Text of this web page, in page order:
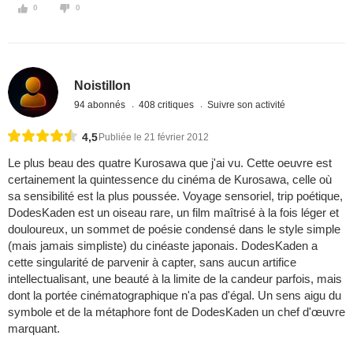
0 0
Noistillon
94 abonnés 408 critiques Suivre son activité
4,5 Publiée le 21 février 2012
Le plus beau des quatre Kurosawa que j'ai vu. Cette oeuvre est
certainement la quintessence du cinéma de Kurosawa, celle où
sa sensibilité est la plus poussée. Voyage sensoriel, trip poétique,
DodesKaden est un oiseau rare, un film maîtrisé à la fois léger et
douloureux, un sommet de poésie condensé dans le style simple
(mais jamais simpliste) du cinéaste japonais. DodesKaden a
cette singularité de parvenir à capter, sans aucun artifice
intellectualisant, une beauté à la limite de la candeur parfois, mais
dont la portée cinématographique n'a pas d'égal. Un sens aigu du
symbole et de la métaphore font de DodesKaden un chef d'œuvre
marquant.